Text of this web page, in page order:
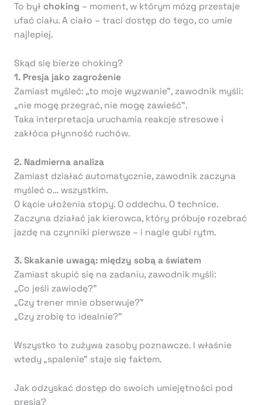
To był choking – moment, w którym mózg przestaje
ufać ciału. A ciało – traci dostęp do tego, co umie
najlepiej.
Skąd się bierze choking?
1. Presja jako zagrożenie
Zamiast myśleć: „to moje wyzwanie”, zawodnik myśli:
„nie mogę przegrać, nie mogę zawieść”.
Taka interpretacja uruchamia reakcje stresowe i
zakłóca płynność ruchów.
2. Nadmierna analiza
Zamiast działać automatycznie, zawodnik zaczyna
myśleć o… wszystkim.
O kącie ułożenia stopy. O oddechu. O technice.
Zaczyna działać jak kierowca, który próbuje rozebrać
jazdę na czynniki pierwsze – i nagle gubi rytm.
3. Skakanie uwagą: między sobą a światem
Zamiast skupić się na zadaniu, zawodnik myśli:
„Co jeśli zawiodę?”
„Czy trener mnie obserwuje?”
„Czy zrobię to idealnie?”
Wszystko to zużywa zasoby poznawcze. I właśnie
wtedy „spalenie” staje się faktem.
Jak odzyskać dostęp do swoich umiejętności pod
presją?